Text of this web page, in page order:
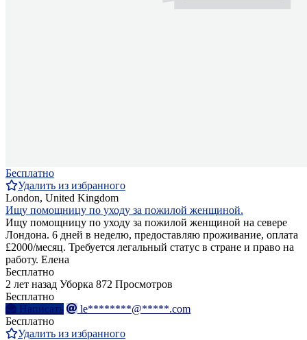
Бесплатно
Удалить из избранного
London, United Kingdom
Ищу помощницу по уходу за пожилой женщиной.
Ищу помощницу по уходу за пожилой женщиной на севере
Лондона. 6 дней в неделю, предоставляю проживание, оплата
£2000/месяц. Требуется легальный статус в стране и право на
работу. Елена
Бесплатно
2 лет назад Уборка 872 Просмотров
Бесплатно
Написать
le********@*****.com
Бесплатно
Удалить из избранного